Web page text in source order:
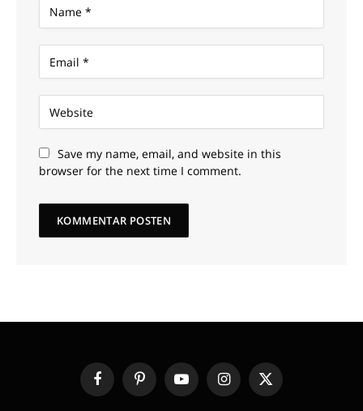
Save my name, email, and website in this
browser for the next time I comment.
FacebookPinterestYouTubeInstagram
X
(Twitter)